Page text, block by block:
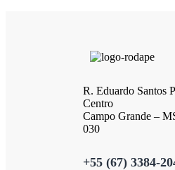
R. Eduardo Santos
Centro
Campo Grande –
030
+55 (67) 3384-